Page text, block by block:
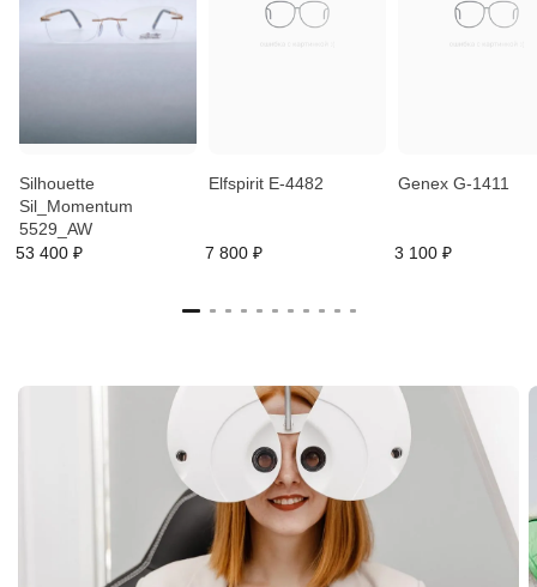
Silhouette
Sil_Momentum
5529_AW
53 400 ₽
Elfspirit E-4482
7 800 ₽
Genex G-1411
3 100 ₽